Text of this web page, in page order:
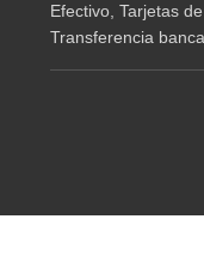
Efectivo, Tarjetas
Transferencia